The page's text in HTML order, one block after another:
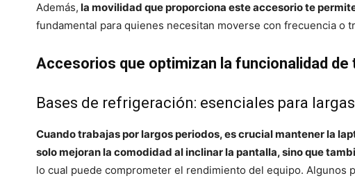
Además, la movilidad que proporciona este accesorio te
fundamental para quienes necesitan moverse con frecuencia o
Accesorios que optimizan la funcionalidad de
Bases de refrigeración: esenciales para
Cuando trabajas por largos periodos, es crucial mantener la
solo mejoran la comodidad al inclinar la pantalla, sino que
lo cual puede comprometer el rendimiento del equipo. Algunos